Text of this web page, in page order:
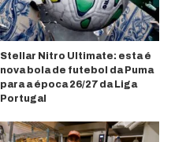
Stellar Nitro Ultimate: esta é
nova bola de futebol da Puma
para a época 26/27 da Liga
Portugal